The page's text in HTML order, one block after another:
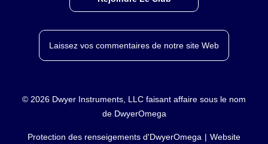
Laissez vos commentaires de notre site Web
© 2026 Dwyer Instruments, LLC faisant affaire sous le nom
de DwyerOmega
Protection des renseigements d'DwyerOmega Website